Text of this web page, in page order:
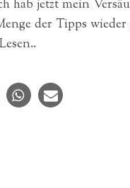
hab jetzt mein
der Tipps